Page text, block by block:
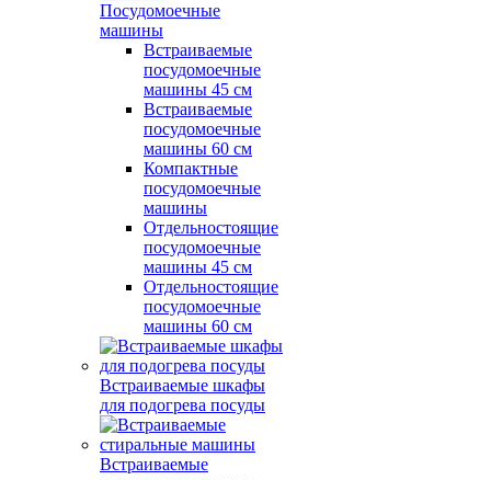
Посудомоечные
машины
Встраиваемые
посудомоечные
машины 45 см
Встраиваемые
посудомоечные
машины 60 см
Компактные
посудомоечные
машины
Отдельностоящие
посудомоечные
машины 45 см
Отдельностоящие
посудомоечные
машины 60 см
Встраиваемые шкафы
для подогрева посуды
Встраиваемые